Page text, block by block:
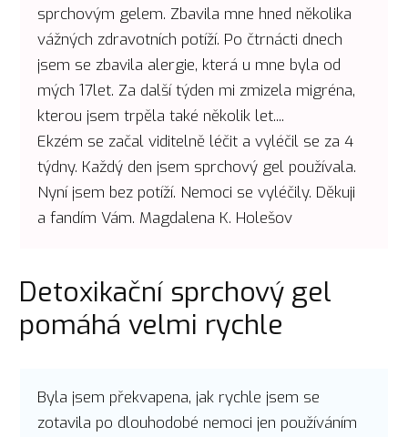
sprchovým gelem. Zbavila mne hned několika
vážných zdravotních potíží. Po čtrnácti dnech
jsem se zbavila alergie, která u mne byla od
mých 17let. Za další týden mi zmizela migréna,
kterou jsem trpěla také několik let....
Ekzém se začal viditelně léčit a vyléčil se za 4
týdny. Každý den jsem sprchový gel používala.
Nyní jsem bez potíží. Nemoci se vyléčily. Děkuji
a fandím Vám. Magdalena K. Holešov
Detoxikační sprchový gel
pomáhá velmi rychle
Byla jsem překvapena, jak rychle jsem se
zotavila po dlouhodobé nemoci jen používáním